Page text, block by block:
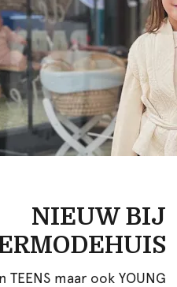
NIEUW BIJ
TEENS maar ook YOUNG